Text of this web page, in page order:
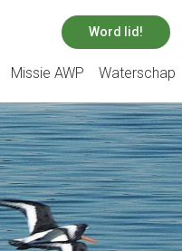
Word lid!
Missie AWP Waterschap